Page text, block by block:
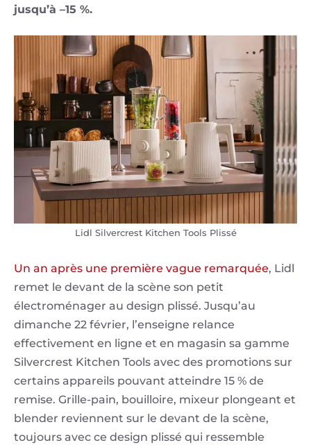
jusqu’à –15 %.
Lidl Silvercrest Kitchen Tools Plissé
Un an après une première vague remarquée, Lidl
remet le devant de la scène son petit
électroménager au design plissé. Jusqu’au
dimanche 22 février, l’enseigne relance
effectivement en ligne et en magasin sa gamme
Silvercrest Kitchen Tools avec des promotions sur
certains appareils pouvant atteindre 15 % de
remise. Grille-pain, bouilloire, mixeur plongeant et
blender reviennent sur le devant de la scène,
toujours avec ce design plissé qui ressemble